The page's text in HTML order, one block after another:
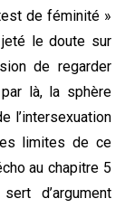
de féminité »
le doute sur
de regarder
là, la sphère
l’intersexuation
limites de ce
au chapitre 5
d’argument